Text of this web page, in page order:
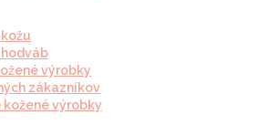
výrobky
zákazníkov
kožené výrobky